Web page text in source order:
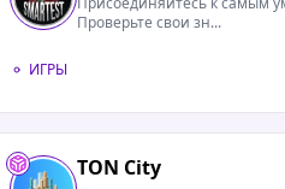
Проверьте свои зн...
ИГРЫ
TON City